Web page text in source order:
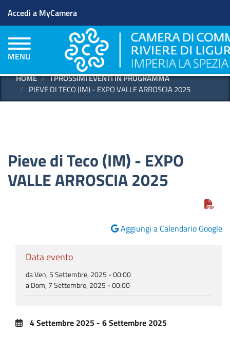
contenuto
principale
Menu profilo utente
Accedi a MyCamera
MENU
HOME
I PROSSIMI EVENTI IN PROGRAMMA
PIEVE DI TECO (IM) - EXPO VALLE ARROSCIA 2025
Pieve di Teco (IM) - EXPO
VALLE ARROSCIA 2025
Aggiungi a Calendario Google
Data evento
da Ven, 5 Settembre, 2025 - 00:00
a Dom, 7 Settembre, 2025 - 00:00
4 Settembre 2025 - 6 Settembre 2025